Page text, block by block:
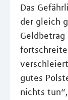
Das
der gleich
Geldbetrag
gutes
nichts